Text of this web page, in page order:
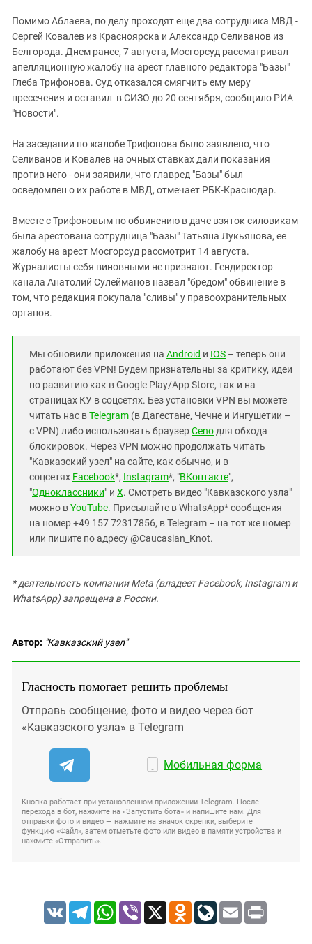
Помимо Аблаева, по делу проходят еще два сотрудника МВД -
Сергей Ковалев из Красноярска и Александр Селиванов из
Белгорода. Днем ранее, 7 августа, Мосгорсуд рассматривал
апелляционную жалобу на арест главного редактора "Базы"
Глеба Трифонова. Суд отказался смягчить ему меру
пресечения и оставил в СИЗО до 20 сентября, сообщило РИА
"Новости".
На заседании по жалобе Трифонова было заявлено, что
Селиванов и Ковалев на очных ставках дали показания
против него - они заявили, что главред "Базы" был
осведомлен о их работе в МВД, отмечает РБК-Краснодар.
Вместе с Трифоновым по обвинению в даче взяток силовикам
была арестована сотрудница "Базы" Татьяна Лукьянова, ее
жалобу на арест Мосгорсуд рассмотрит 14 августа.
Журналисты себя виновными не признают. Гендиректор
канала Анатолий Сулейманов назвал "бредом" обвинение в
том, что редакция покупала "сливы" у правоохранительных
органов.
Мы обновили приложения на Android и IOS – теперь они
работают без VPN! Будем признательны за критику, идеи
по развитию как в Google Play/App Store, так и на
страницах КУ в соцсетях. Без установки VPN вы можете
читать нас вTelegram (в Дагестане, Чечне и Ингушетии –
с VPN) либо использовать браузерCeno для обхода
блокировок. Через VPN можно продолжать читать
"Кавказский узел" на сайте, как обычно, и в
соцсетях Facebook*, Instagram*, "ВКонтакте",
"Одноклассники" и X. Смотреть видео "Кавказского узла"
можно вYouTube. Присылайте в WhatsApp* сообщения
на номер +49 157 72317856, в Telegram – на тот же номер
или пишите по адресу @Caucasian_Knot.
* деятельность компании Meta (владеет Facebook, Instagram и
WhatsApp) запрещена в России.
Автор: "Кавказский узел"
Гласность помогает решить проблемы
Отправь сообщение, фото и видео через бот
«Кавказского узла» в Telegram
Мобильная форма
Кнопка работает при установленном приложении Telegram. После
перехода в бот, нажмите на «Запустить бота» и напишите нам. Для
отправки фото и видео — нажмите на значок скрепки, выберите
функцию «Файл», затем отметьте фото или видео в памяти устройства и
нажмите «Отправить».
VK TelegramWhatsApp
Viber X Odnoklassniki
LiveJournal
Email Print